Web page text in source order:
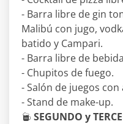
- Barra libre de gin
Malibú con jugo,
batido y Campari.
- Barra libre de
- Chupitos de fuego.
- Salón de juegos con
- Stand de make-up.
SEGUNDO y